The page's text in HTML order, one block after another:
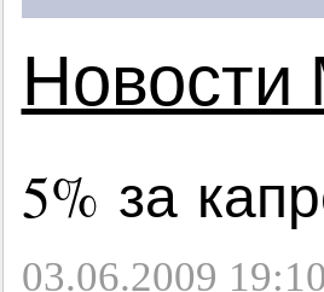
5% за
03.06.2009 19:10